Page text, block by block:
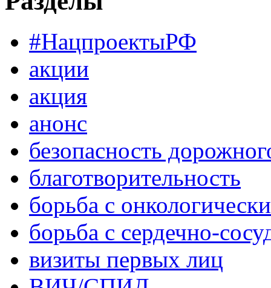
#НацпроектыРФ
акции
акция
анонс
безопасность
благотворительность
борьба с
борьба с сердечно-
визиты первых лиц